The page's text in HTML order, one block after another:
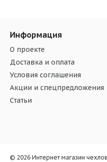
Информация
О проекте
Доставка и оплата
Условия соглашения
Акции и спецпредложения
Статьи
© 2026 Интернет магазин